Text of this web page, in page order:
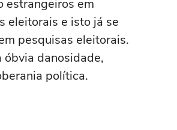
estrangeiros em
eleitorais e isto já se
pesquisas eleitorais.
danosidade,
política.